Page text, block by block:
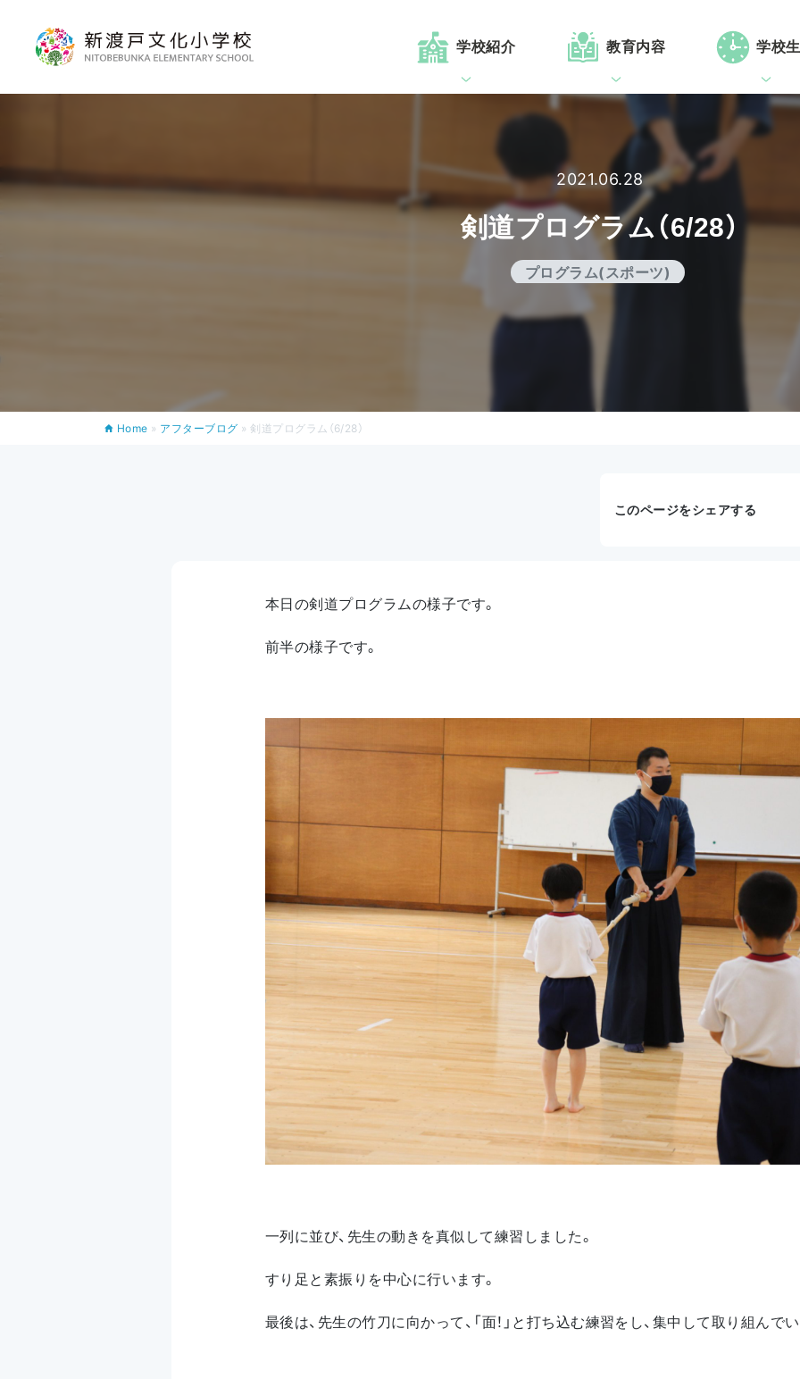
学校紹介 教育内容 学校
2021.06.28
剣道プログラム（6/28）
プログラム(スポーツ)
Home » アフターブログ »剣道プログラム（6/28）
このページをシェアする
本日の剣道プログラムの様子です。
前半の様子です。
一列に並び、先生の動きを真似して練習しました。
すり足と素振りを中心に行います。
最後は、先生の竹刀に向かって、「面！」と打ち込む練習をし、集中して取り組んで